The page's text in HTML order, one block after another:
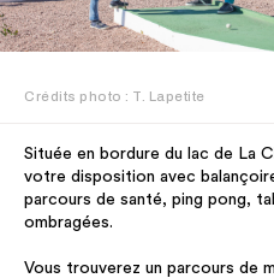
Crédits photo : T. Lapetite
Située en bordure du lac de La
votre disposition avec
parcours de santé, ping pong,
ombragées.
Vous trouverez un parcours de